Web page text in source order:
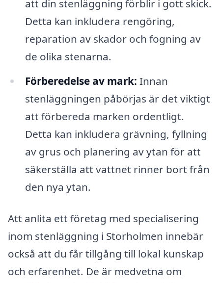
att din stenläggning förblir i gott skick.
Detta kan inkludera rengöring,
reparation av skador och fogning av
de olika stenarna.
Förberedelse av mark: Innan
stenläggningen påbörjas är det viktigt
att förbereda marken ordentligt.
Detta kan inkludera grävning, fyllning
av grus och planering av ytan för att
säkerställa att vattnet rinner bort från
den nya ytan.
Att anlita ett företag med specialisering
inom stenläggning i Storholmen innebär
också att du får tillgång till lokal kunskap
och erfarenhet. De är medvetna om